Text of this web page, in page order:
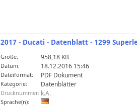
2017 - Ducati - Datenblatt - 1299
Größe: 958,18 KB
Datum: 18.12.2016 15:46
Dateiformat: PDF Dokument
Kategorie: Datenblätter
Drucknummer: k.A.
Sprache(n):